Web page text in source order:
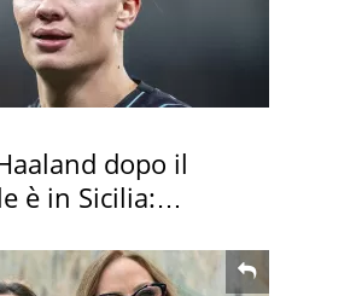
dopo il
è in Sicilia: